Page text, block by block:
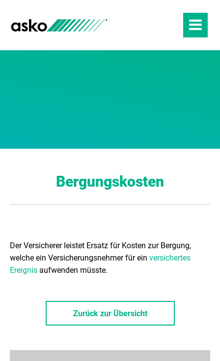
Bergungskosten
Der Versicherer leistet Ersatz für Kosten zur Bergung,
welche ein Versicherungsnehmer für ein versichertes
Ereignis aufwenden müsste.
Zurück zur Übersicht